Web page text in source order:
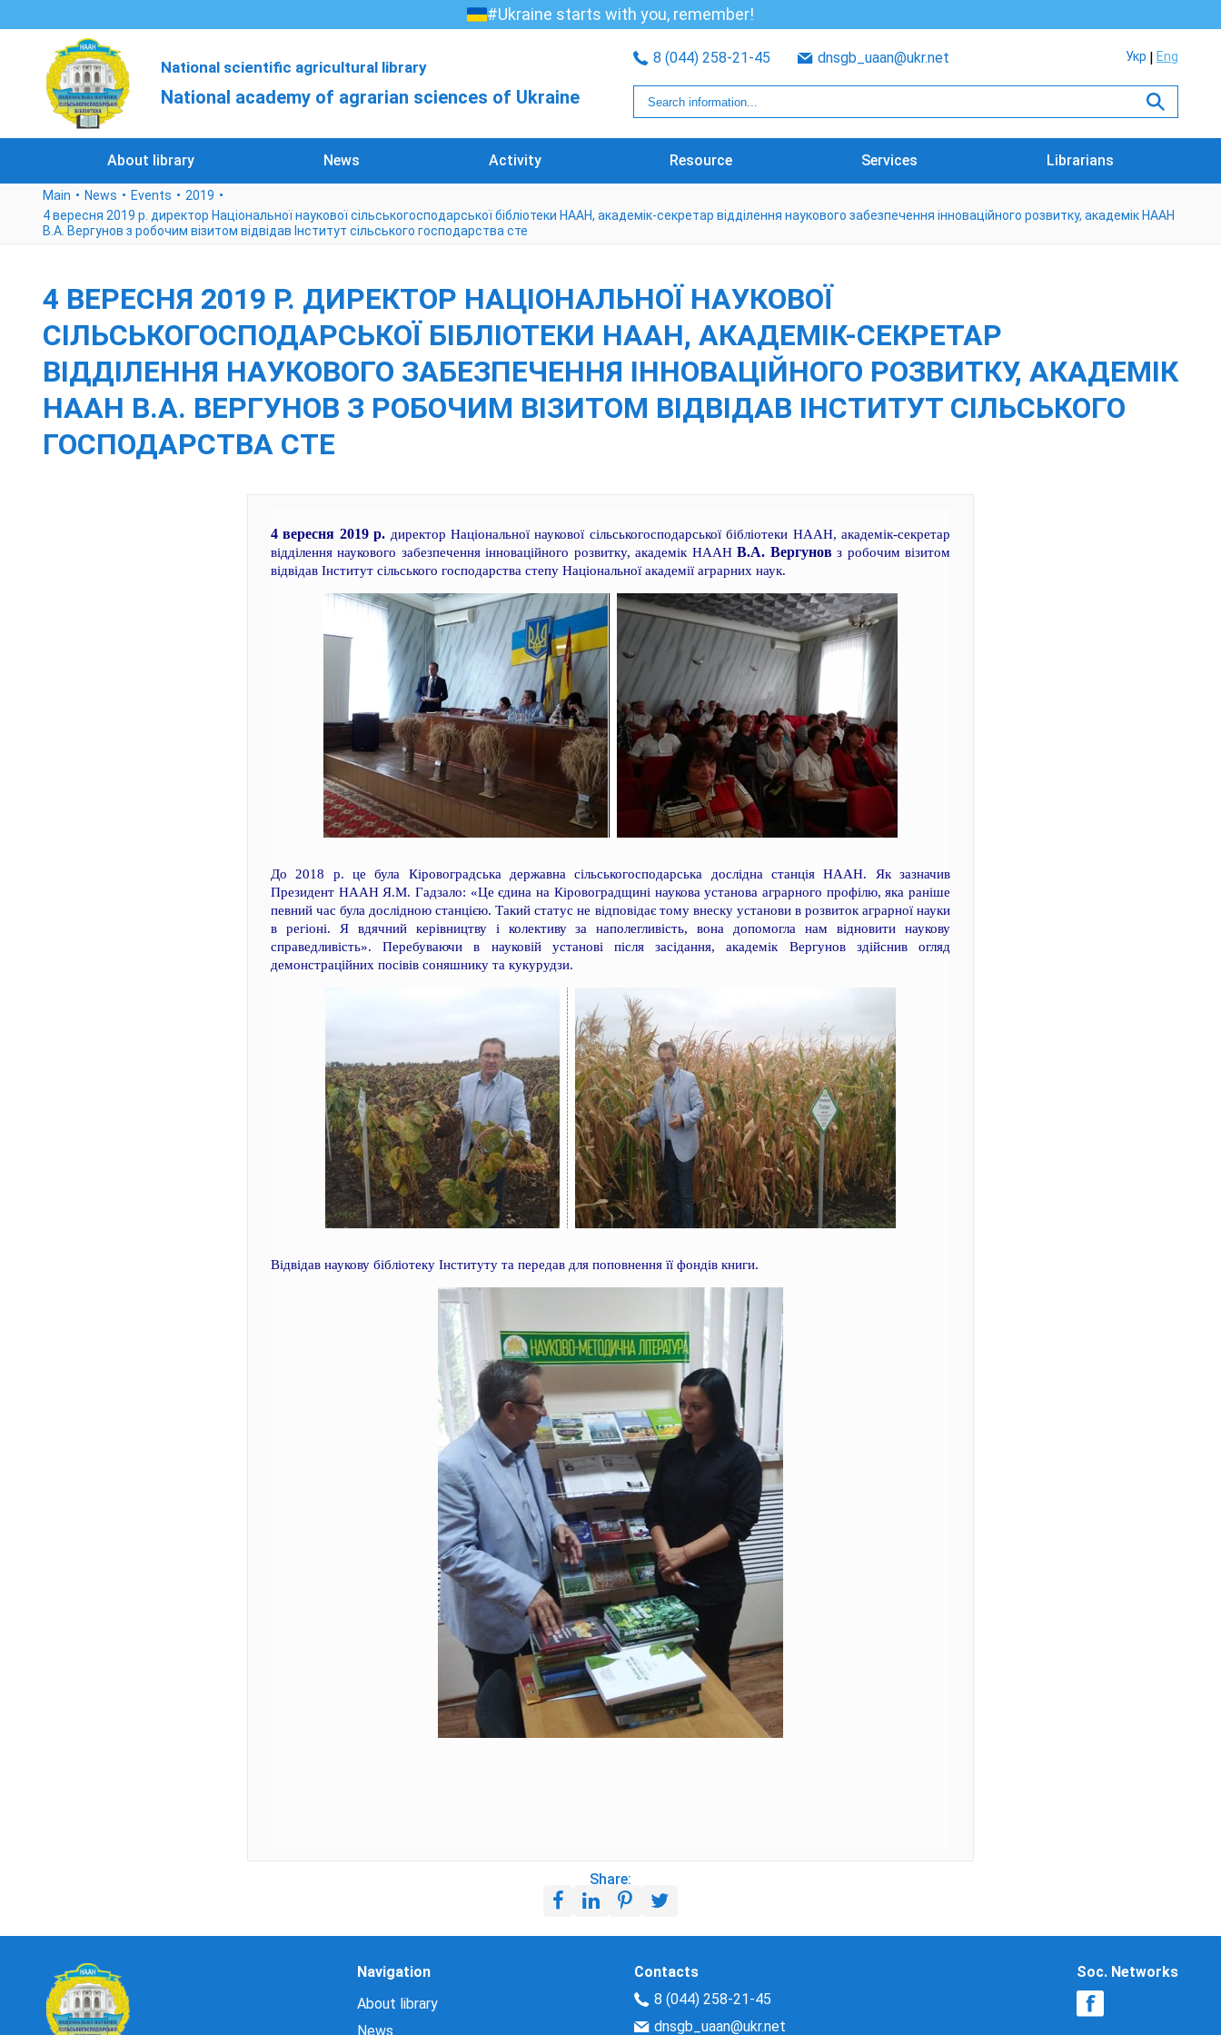
#Ukraine starts with you, remember!
National scientific agricultural library
National academy of agrarian sciences of Ukraine
8 (044) 258-21-45 dnsgb_uaan@ukr.net Укр Eng
About library News Activity Resource Services Librarians
Main News Events
2019
4 вересня 2019 р. директор Національної наукової сільськогосподарської бібліотеки НААН, академік-секретар відділення наукового забезпечення інноваційного розвитку, академік НААН
В.А. Вергунов з робочим візитом відвідав Інститут сільського господарства сте
4 ВЕРЕСНЯ 2019 Р. ДИРЕКТОР НАЦІОНАЛЬНОЇ НАУКОВОЇ
СІЛЬСЬКОГОСПОДАРСЬКОЇ БІБЛІОТЕКИ НААН, АКАДЕМІК-СЕКРЕТАР
ВІДДІЛЕННЯ НАУКОВОГО ЗАБЕЗПЕЧЕННЯ ІННОВАЦІЙНОГО РОЗВИТКУ, АКАДЕМІК
НААН В.А. ВЕРГУНОВ З РОБОЧИМ ВІЗИТОМ ВІДВІДАВ ІНСТИТУТ СІЛЬСЬКОГО
ГОСПОДАРСТВА СТЕ
4 вересня 2019 р. директор Національної наукової сільськогосподарської бібліотеки НААН, академік-секретар
відділення наукового забезпечення інноваційного розвитку, академік НААНВ.А. Вергуновз робочим візитом
відвідав Інститут сільського господарства степу Національної академії аграрних наук.
До 2018 р. це була Кіровоградська державна сільськогосподарська дослідна станція НААН. Як зазначив
Президент НААН Я.М. Гадзало: «Це єдина на Кіровоградщині наукова установа аграрного профілю, яка раніше
певний час була дослідною станцією. Такий статус не відповідає тому внеску установи в розвиток аграрної науки
в регіоні. Я вдячний керівництву і колективу за наполегливість, вона допомогла нам відновити наукову
справедливість». Перебуваючи в науковій установі після засідання, академік Вергунов здійснив огляд
демонстраційних посівів соняшнику та кукурудзи.
Відвідав наукову бібліотеку Інституту та передав для поповнення її фондів книги.
Share:
Navigation
About library
News
Contacts
8 (044) 258-21-45
dnsgb_uaan@ukr.net
Soc. Networks